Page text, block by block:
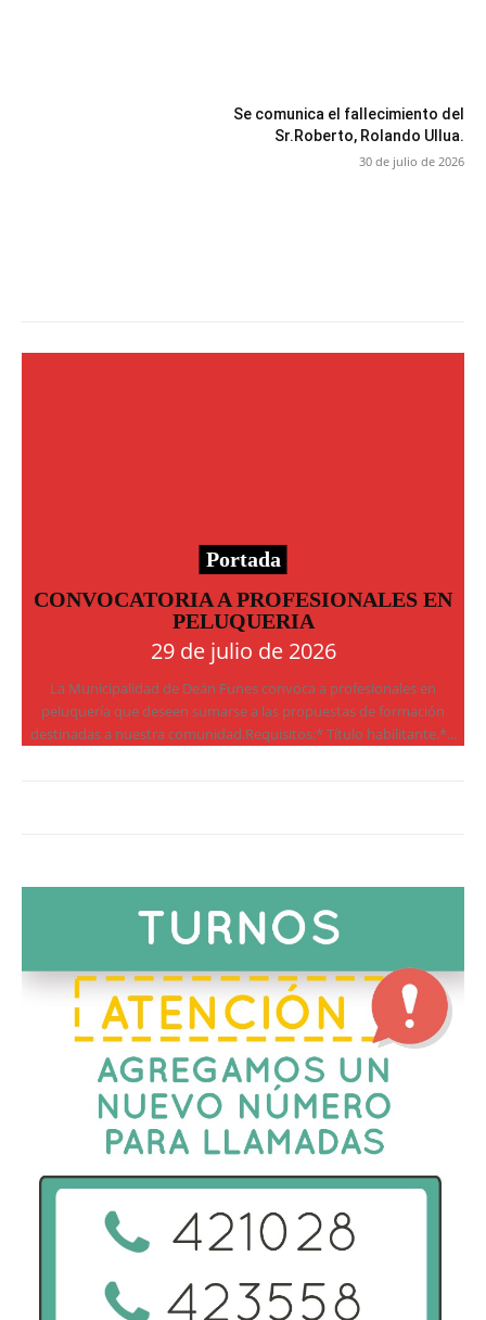
Se comunica el fallecimiento del
Sr.Roberto, Rolando Ullua.
30 de julio de 2026
Portada
CONVOCATORIA A PROFESIONALES EN
PELUQUERIA
29 de julio de 2026
La Municipalidad de Deán Funes convoca a profesionales en
peluquería que deseen sumarse a las propuestas de formación
destinadas a nuestra comunidad.Requisitos:* Título habilitante.*...